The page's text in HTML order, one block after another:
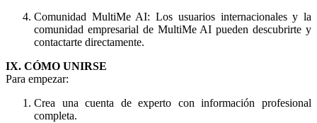
Comunidad MultiMe AI: Los usuarios internacionales y la
comunidad empresarial de MultiMe AI pueden descubrirte y
contactarte directamente.
IX. CÓMO UNIRSE
Para empezar:
Crea una cuenta de experto con información profesional
completa.